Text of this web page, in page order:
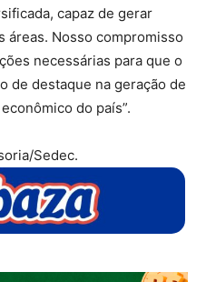
capaz de gerar
Nosso compromisso
necessárias para que o
de destaque na geração de
do país”.
Sedec.